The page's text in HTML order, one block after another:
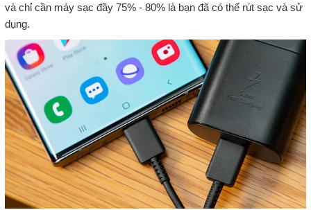
và chỉ cần máy sạc đầy 75% - 80% là bạn đã có thể rút sạc và sử
dụng.